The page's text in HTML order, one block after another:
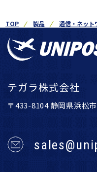
TOP 製品 通信・ネット
テガラ株式会社
〒433-8104 静岡県浜松